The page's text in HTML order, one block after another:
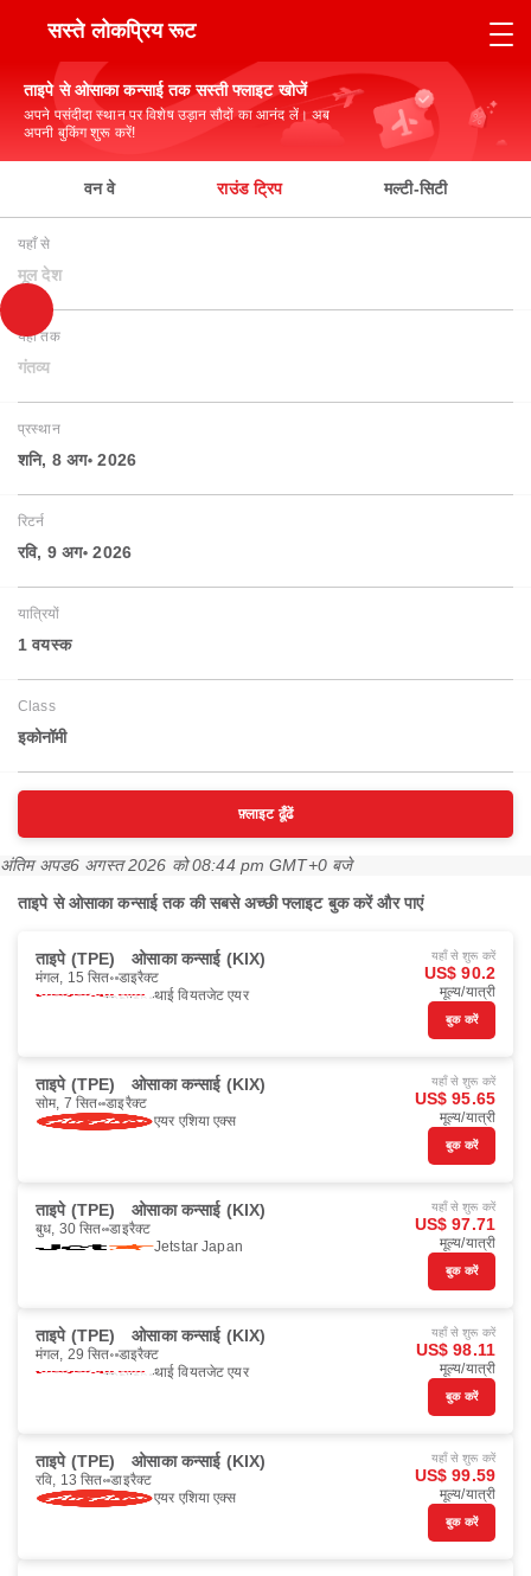
सस्ते लोकप्रिय रूट
ताइपे से ओसाका कन्साई तक सस्ती फ्लाइट खोजें
अपने पसंदीदा स्थान पर विशेष उड़ान सौदों का आनंद लें। अब
अपनी बुकिंग शुरू करें!
वन वे राउंड ट्रिप मल्टी-सिटी
यहाँ से
मूल देश
यहाँ तक
गंतव्य
प्रस्थान
शनि, 8 अग॰ 2026
रिटर्न
रवि, 9 अग॰ 2026
यात्रियों
1 वयस्‍क
Class
इकोनॉमी
फ़्लाइट ढूँढें
अंतिम अपड6 अगस्त 2026 को 08:44 pm GMT+0 बजे
ताइपे से ओसाका कन्साई तक की सबसे अच्छी फ्लाइट बुक करें और पाएं
ताइपे (TPE) ओसाका कन्साई (KIX)
मंगल, 15 सित॰ डाइरैक्ट
थाई वियतजेट एयर
यहाँ से शुरू करें
US$ 90.2
मूल्य/यात्री
बुक करें
ताइपे (TPE) ओसाका कन्साई (KIX)
सोम, 7 सित॰ डाइरैक्ट
एयर एशिया एक्स
यहाँ से शुरू करें
US$ 95.65
मूल्य/यात्री
बुक करें
ताइपे (TPE) ओसाका कन्साई (KIX)
बुध, 30 सित॰ डाइरैक्ट
Jetstar Japan
यहाँ से शुरू करें
US$ 97.71
मूल्य/यात्री
बुक करें
ताइपे (TPE) ओसाका कन्साई (KIX)
मंगल, 29 सित॰ डाइरैक्ट
थाई वियतजेट एयर
यहाँ से शुरू करें
US$ 98.11
मूल्य/यात्री
बुक करें
ताइपे (TPE) ओसाका कन्साई (KIX)
रवि, 13 सित॰ डाइरैक्ट
एयर एशिया एक्स
यहाँ से शुरू करें
US$ 99.59
मूल्य/यात्री
बुक करें